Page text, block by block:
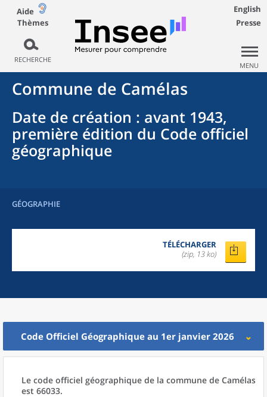
Aide
Thèmes
RECHERCHE
English
Presse
MENU
Commune de Camélas
Date de création : avant 1943,
première édition du Code officiel
géographique
GÉOGRAPHIE
TÉLÉCHARGER
(zip, 13 ko)
Code Officiel Géographique au 1er janvier 2026
Le code officiel géographique de la commune de Camélas
est 66033.